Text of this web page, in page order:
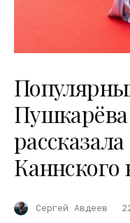
Каннского
Сергей Авдеев